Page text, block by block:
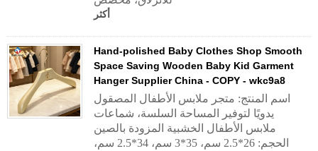
أكثر
Hand-polished Baby Clothes Shop Smooth
Space Saving Wooden Baby Kid Garment
Hanger Supplier China - COPY - wkc9a8
اسم المنتج: متجر ملابس الأطفال المصقول
يدويًا لتوفير المساحة السلسة، شماعات
ملابس الأطفال الخشبية المزودة بالصين
الحجم: 26*2.5 سم، 35*3 سم، 34*2.5 سم،